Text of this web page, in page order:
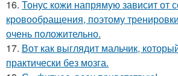
16. Тонус кожи напрямую зависит от
кровообращения, поэтому
очень положительно.
17. Вот как выглядит мальчик,
практически без мозга.